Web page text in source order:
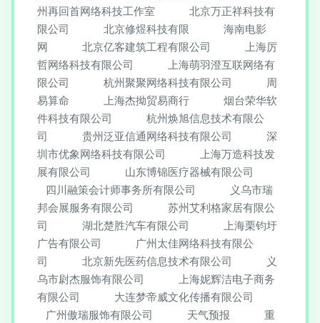
州再回首网络科技工作室
北京万正祥科技有
限公司
北京修煜科技有限
海南电影
网
北京亿客建筑工程有限公司
上海厉
哲网络科技有限公司
上海萌羽澄互联网络有
限公司
杭州聚聚网络科技有限公司
周
易算命
上海杰拗贸易商行
烟台荣华软
件科技有限公司
杭州焕旭信息技术有限公
司
贵州泛亚信通网络科技有限公司
深
圳市优象网络科技有限公司
上海万造科技发
展有限公司
山东博锦医疗器械有限公司
四川融策会计师事务所有限公司
义乌市瑞
邦会展服务有限公司
苏州艾利格家居有限公
司
湖北楚胜汽车有限公司
上海栗钧圩
广告有限公司
广州太佳网络科技有限公
司
北京新先医药信息技术有限公司
义
乌市尉杰服饰有限公司
上海妮辉洁电子商务
有限公司
大连梦帝威文化传播有限公司
广州傲瑞服饰有限公司
天气预报 重